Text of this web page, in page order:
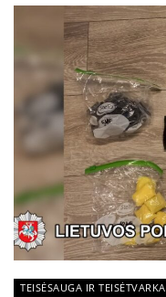
TEISĖSAUGA IR TEISĖTVARKA